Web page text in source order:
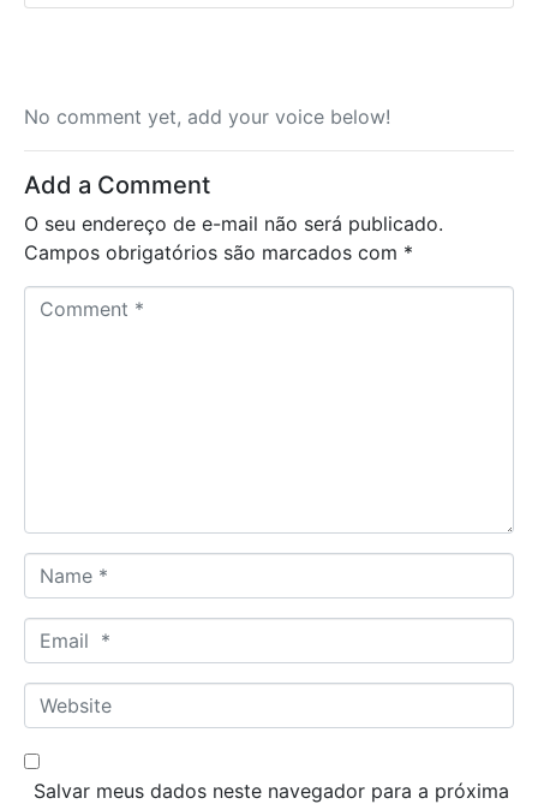
No comment yet, add your voice below!
Add a Comment
O seu endereço de e-mail não será publicado.
Campos obrigatórios são marcados com *
a
m
*
m
a
*
W
e
b
Salvar meus dados neste navegador para a próxima